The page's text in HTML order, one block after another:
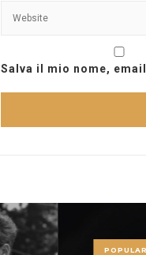
Salva il mio nome,
POPULAR